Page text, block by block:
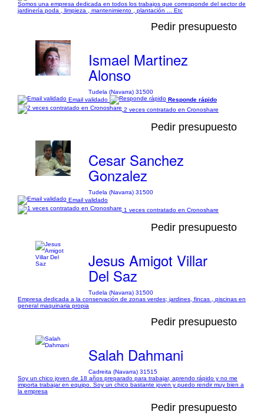
Somos una empresa dedicada en todos los trabajos que corresponde del sector de
jardinería poda , limpieza , mantenimiento , plantación ... Etc
Pedir presupuesto
Ismael Martinez
Alonso
Tudela (Navarra) 31500
Email validado
Responde rápido
2 veces contratado en Cronoshare
Pedir presupuesto
Cesar Sanchez
Gonzalez
Tudela (Navarra) 31500
Email validado
1 veces contratado en Cronoshare
Pedir presupuesto
Jesus Amigot Villar
Del Saz
Tudela (Navarra) 31500
Empresa dedicada a la conservación de zonas verdes; jardines, fincas , piscinas en
general maquinaria propia
Pedir presupuesto
Salah Dahmani
Cadreita (Navarra) 31515
Soy un chico joven de 18 años preparado para trabajar, aprendo rápido y no me
importa trabajar en equipo. Soy un chico bastante joven y puedo rendir muy bien a
la empresa
Pedir presupuesto